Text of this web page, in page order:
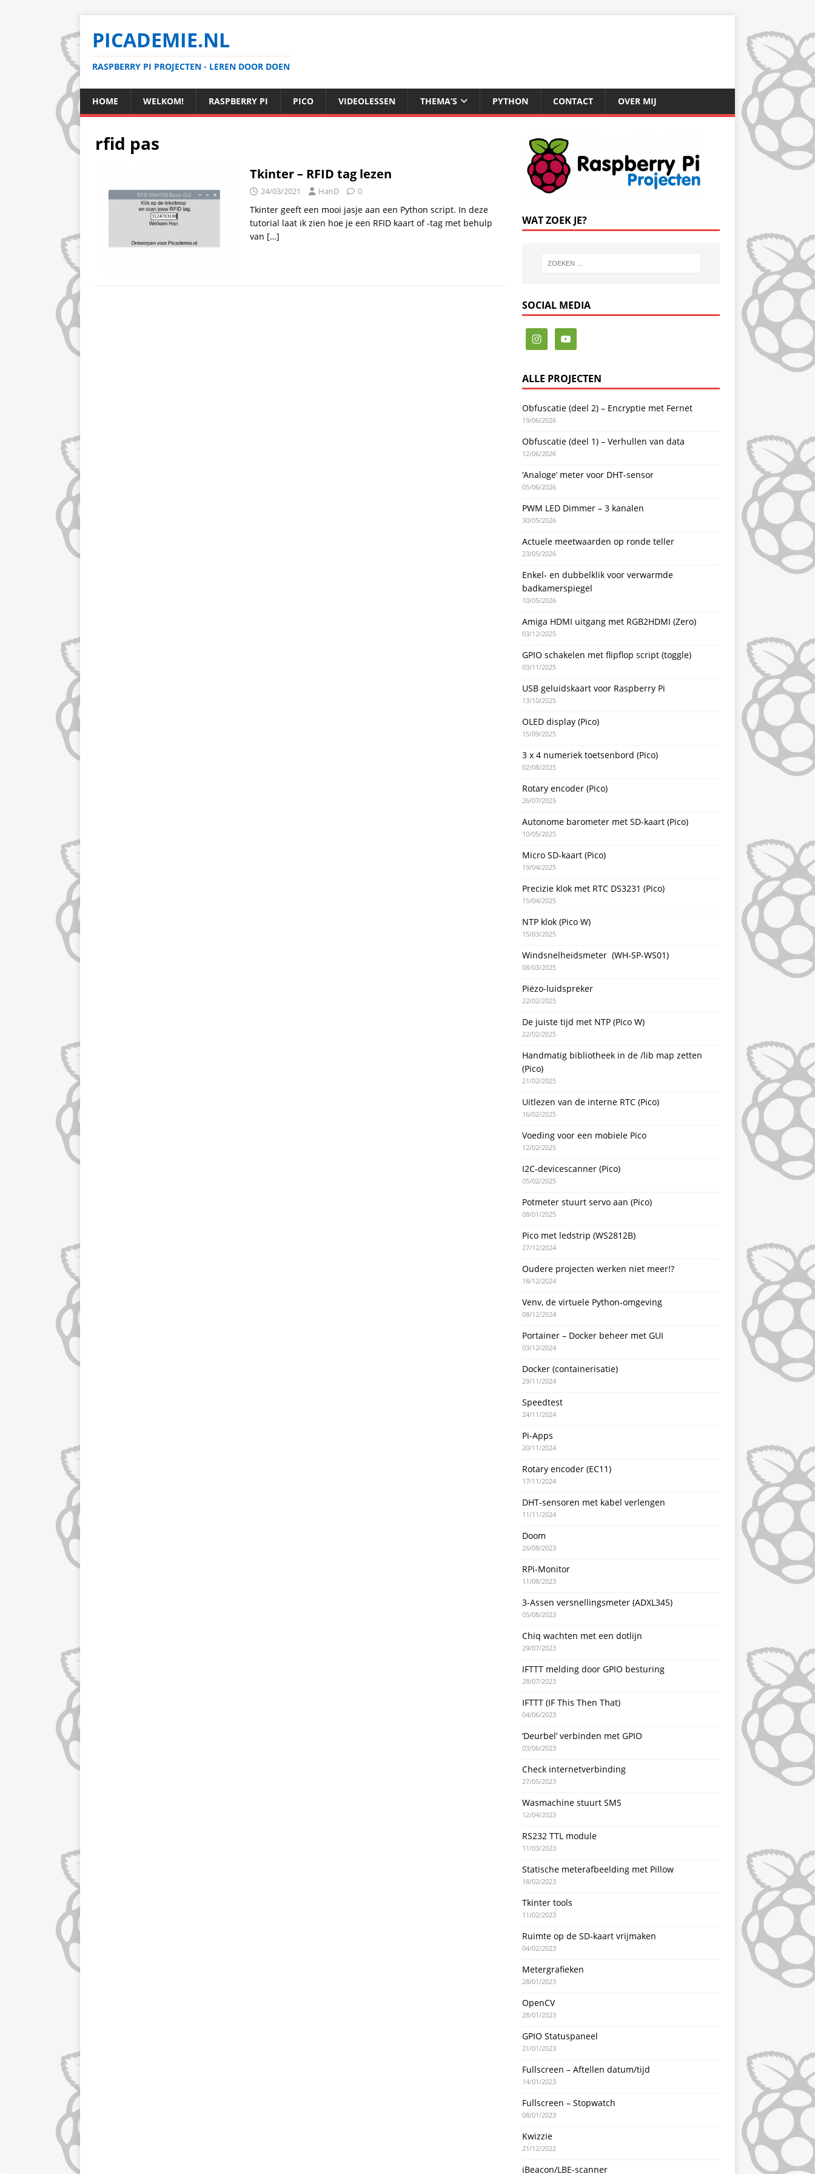
PICADEMIE.NL
RASPBERRY PI PROJECTEN - LEREN DOOR DOEN
HOME WELKOM! RASPBERRY PI PICO VIDEOLESSEN THEMA’S PYTHON CONTACT OVER MIJ
rfid pas
Tkinter – RFID tag lezen
24/03/2021 HanD 0
Tkinter geeft een mooi jasje aan een Python script. In deze
tutorial laat ik zien hoe je een RFID kaart of -tag met behulp
van […]
WAT ZOEK JE?
SOCIAL MEDIA
ALLE PROJECTEN
Obfuscatie (deel 2) – Encryptie met Fernet
19/06/2026
Obfuscatie (deel 1) – Verhullen van data
12/06/2026
‘Analoge’ meter voor DHT-sensor
05/06/2026
PWM LED Dimmer – 3 kanalen
30/05/2026
Actuele meetwaarden op ronde teller
23/05/2026
Enkel- en dubbelklik voor verwarmde
badkamerspiegel
10/05/2026
Amiga HDMI uitgang met RGB2HDMI (Zero)
03/12/2025
GPIO schakelen met flipflop script (toggle)
03/11/2025
USB geluidskaart voor Raspberry Pi
13/10/2025
OLED display (Pico)
15/09/2025
3 x 4 numeriek toetsenbord (Pico)
02/08/2025
Rotary encoder (Pico)
26/07/2025
Autonome barometer met SD-kaart (Pico)
10/05/2025
Micro SD-kaart (Pico)
19/04/2025
Precizie klok met RTC DS3231 (Pico)
15/04/2025
NTP klok (Pico W)
15/03/2025
Windsnelheidsmeter (WH-SP-WS01)
08/03/2025
Piëzo-luidspreker
22/02/2025
De juiste tijd met NTP (Pico W)
22/02/2025
Handmatig bibliotheek in de /lib map zetten
(Pico)
21/02/2025
Uitlezen van de interne RTC (Pico)
16/02/2025
Voeding voor een mobiele Pico
12/02/2025
I2C-devicescanner (Pico)
05/02/2025
Potmeter stuurt servo aan (Pico)
08/01/2025
Pico met ledstrip (WS2812B)
27/12/2024
Oudere projecten werken niet meer!?
18/12/2024
Venv, de virtuele Python-omgeving
08/12/2024
Portainer – Docker beheer met GUI
03/12/2024
Docker (containerisatie)
29/11/2024
Speedtest
24/11/2024
Pi-Apps
20/11/2024
Rotary encoder (EC11)
17/11/2024
DHT-sensoren met kabel verlengen
11/11/2024
Doom
26/08/2023
RPi-Monitor
11/08/2023
3-Assen versnellingsmeter (ADXL345)
05/08/2023
Chiq wachten met een dotlijn
29/07/2023
IFTTT melding door GPIO besturing
28/07/2023
IFTTT (IF This Then That)
04/06/2023
‘Deurbel’ verbinden met GPIO
03/06/2023
Check internetverbinding
27/05/2023
Wasmachine stuurt SMS
12/04/2023
RS232 TTL module
11/03/2023
Statische meterafbeelding met Pillow
18/02/2023
Tkinter tools
11/02/2023
Ruimte op de SD-kaart vrijmaken
04/02/2023
Metergrafieken
28/01/2023
OpenCV
28/01/2023
GPIO Statuspaneel
21/01/2023
Fullscreen – Aftellen datum/tijd
14/01/2023
Fullscreen – Stopwatch
08/01/2023
Kwizzie
21/12/2022
iBeacon/LBE-scanner